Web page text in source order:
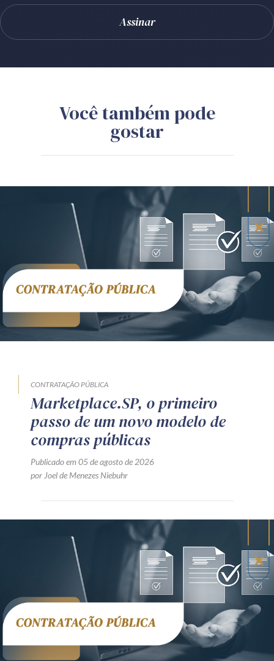
Você também pode
gostar
CONTRATAÇÃO PÚBLICA
Marketplace.SP, o primeiro
passo de um novo modelo de
compras públicas
Publicado em 05 de agosto de 2026
por Joel de Menezes Niebuhr